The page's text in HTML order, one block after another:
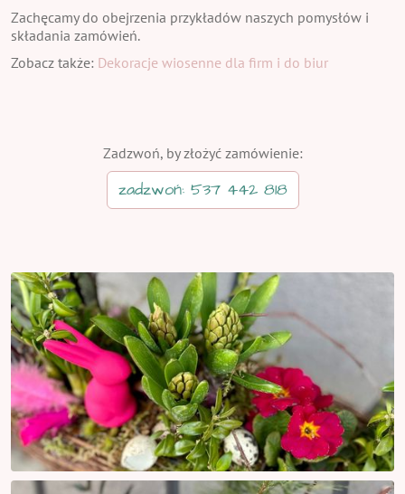
Zachęcamy do obejrzenia przykładów naszych pomysłów i
składania zamówień.
Zobacz także: Dekoracje wiosenne dla firm i do biur
Zadzwoń, by złożyć zamówienie:
zadzwoń: 537 442 818